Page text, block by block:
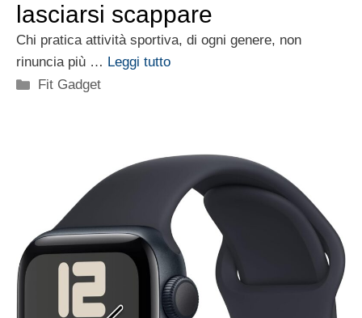
lasciarsi scappare
Chi pratica attività sportiva, di ogni genere, non
rinuncia più … Leggi tutto
Categorie
Fit Gadget